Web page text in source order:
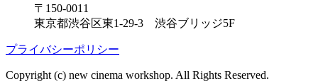
〒150-0011
東京都渋谷区東1-29-3 渋谷ブリッジ5F
プライバシーポリシー
Copyright (c) new cinema workshop. All Rights Reserved.